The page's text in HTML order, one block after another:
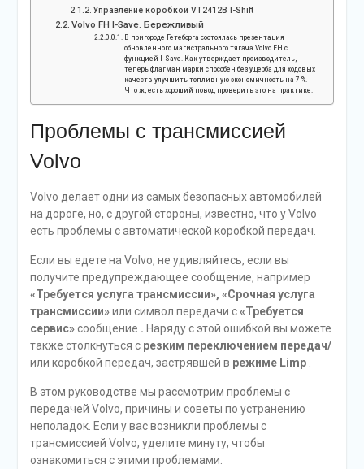
Управление коробкой VT2412B I-Shift
Volvo FH I-Save. Бережливый
В пригороде Гетеборга состоялась презентация
обновленного магистрального тягача Volvo FH с
функцией I-Save. Как утверждает производитель,
теперь флагман марки способен без ущерба для ходовых
качеств улучшить топливную экономичность на 7 %.
Что ж, есть хороший повод проверить это на практике.
Проблемы с трансмиссией
Volvo
Volvo делает одни из самых безопасных автомобилей
на дороге, но, с другой стороны, известно, что у Volvo
есть проблемы с автоматической коробкой передач.
Если вы едете на Volvo, не удивляйтесь, если вы
получите предупреждающее сообщение, например
«Требуется услуга трансмиссии», «Срочная услуга
трансмиссии»или символ передачи с«Требуется
сервис»сообщение . Наряду с этой ошибкой вы можете
также столкнуться с резким переключением передач/
или коробкой передач, застрявшей в режиме Limp.
В этом руководстве мы рассмотрим проблемы с
передачей Volvo, причины и советы по устранению
неполадок. Если у вас возникли проблемы с
трансмиссией Volvo, уделите минуту, чтобы
ознакомиться с этими проблемами.